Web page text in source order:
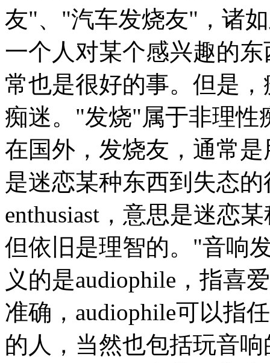
友"、"汽车发烧友"，诸
一个人对某个感兴趣的
常也是很好的事。但是
痴迷。"发烧"属于非理性
在国外，发烧友，通常
是迷恋某种东西到失态
enthusiast，意思是迷恋
但依旧是理智的。"音响
义的是audiophile，指喜
准确，audiophile可以指
的人，当然也包括玩音